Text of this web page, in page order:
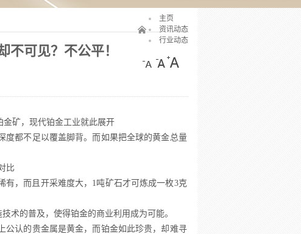
主页
资讯动态
行业动态
可见？不公平！
矿，现代铂金工业就此展开
度都不足以覆盖脚背。而如果把全球的黄金总量
比
有，而且开采难度大，1吨矿石才可炼成一枚3克
术的普及，使得铂金的商业利用成为可能。
公认的贵金属是黄金，而铂金如此珍贵，却难寻